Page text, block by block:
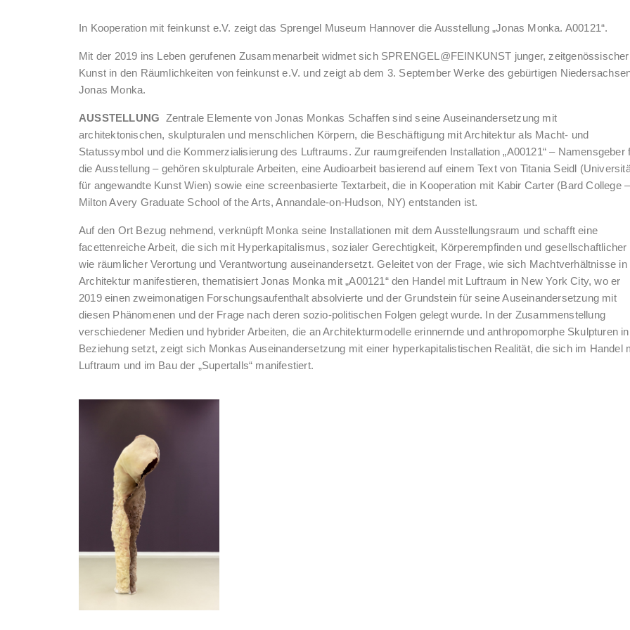
In Kooperation mit feinkunst e.V. zeigt das Sprengel Museum Hannover die Ausstellung „Jonas Monka. A00121“.
Mit der 2019 ins Leben gerufenen Zusammenarbeit widmet sich SPRENGEL@FEINKUNST junger, zeitgenössischer
Kunst in den Räumlichkeiten von feinkunst e.V. und zeigt ab dem 3. September Werke des gebürtigen
Jonas Monka.
AUSSTELLUNG
Zentrale Elemente von Jonas Monkas Schaffen sind seine Auseinandersetzung mit
architektonischen, skulpturalen und menschlichen Körpern, die Beschäftigung mit Architektur als Macht- und
Statussymbol und die Kommerzialisierung des Luftraums. Zur raumgreifenden Installation „A00121“ – Namensgeber
die Ausstellung – gehören skulpturale Arbeiten, eine Audioarbeit basierend auf einem Text von Titania Seidl
für angewandte Kunst Wien) sowie eine screenbasierte Textarbeit, die in Kooperation mit Kabir Carter (Bard College –
Milton Avery Graduate School of the Arts, Annandale-on-Hudson, NY) entstanden ist.
Auf den Ort Bezug nehmend, verknüpft Monka seine Installationen mit dem Ausstellungsraum und schafft eine
facettenreiche Arbeit, die sich mit Hyperkapitalismus, sozialer Gerechtigkeit, Körperempfinden und gesellschaftlicher
wie räumlicher Verortung und Verantwortung auseinandersetzt. Geleitet von der Frage, wie sich Machtverhältnisse in
Architektur manifestieren, thematisiert Jonas Monka mit „A00121“ den Handel mit Luftraum in New York City, wo er
2019 einen zweimonatigen Forschungsaufenthalt absolvierte und der Grundstein für seine Auseinandersetzung mit
diesen Phänomenen und der Frage nach deren sozio-politischen Folgen gelegt wurde. In der Zusammenstellung
verschiedener Medien und hybrider Arbeiten, die an Architekturmodelle erinnernde und anthropomorphe Skulpturen in
Beziehung setzt, zeigt sich Monkas Auseinandersetzung mit einer hyperkapitalistischen Realität, die sich im Handel
Luftraum und im Bau der „Supertalls“ manifestiert.